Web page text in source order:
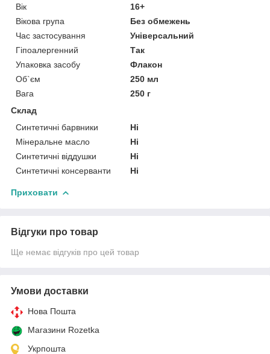
Вік
16+
Вікова група
Без обмежень
Час застосування
Універсальний
Гіпоалергенний
Так
Упаковка засобу
Флакон
Об`єм
250 мл
Вага
250 г
Склад
Синтетичні барвники
Ні
Мінеральне масло
Ні
Синтетичні віддушки
Ні
Синтетичні консерванти
Ні
Приховати
Відгуки про товар
Ще немає відгуків про цей товар
Умови доставки
Нова Пошта
Магазини Rozetka
Укрпошта